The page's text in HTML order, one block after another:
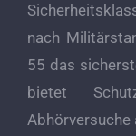
nach
55 das
bietet
Abhörversuche